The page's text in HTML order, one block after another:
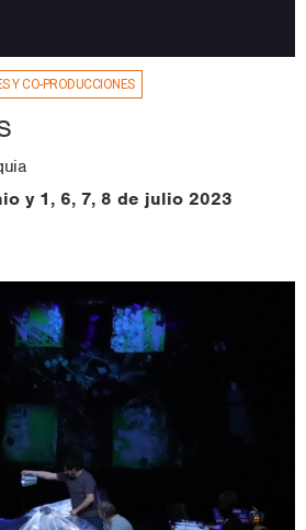
Y CO-PRODUCCIONES
y 1, 6, 7, 8 de julio 2023